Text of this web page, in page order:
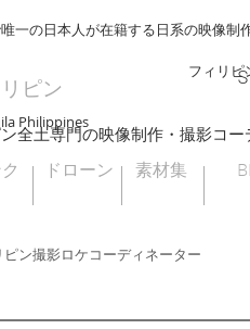
ピン
フィリピ
一の日本人が在籍する日系の映像制
Philippines
全土専門の映像制作・撮影コ
ドローン 素材集
ピン撮影ロケコーディネーター